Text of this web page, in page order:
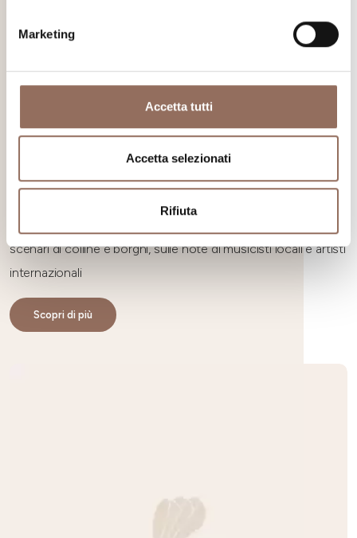
Marketing
Accetta tutti
Accetta selezionati
Rifiuta
Festival Musicali
scenari di colline e borghi, sulle note di musicisti locali e artisti
internazionali
Scopri di più